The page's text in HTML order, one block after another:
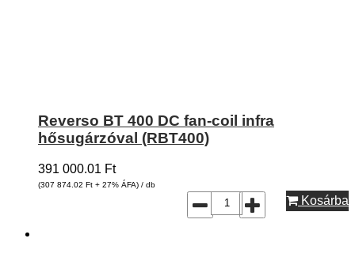
Reverso BT 400 DC fan-coil infra
hősugárzóval (RBT400)
391 000.01 Ft
(307 874.02 Ft + 27% ÁFA) / db
Kosárba